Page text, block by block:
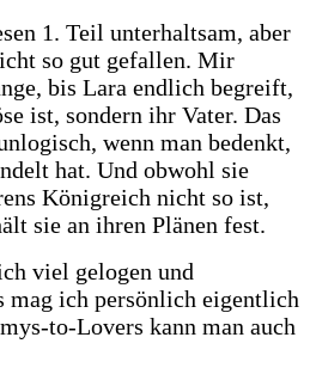
1. Teil unterhaltsam, aber
so gut gefallen. Mir
bis Lara endlich begreift,
ist, sondern ihr Vater. Das
wenn man bedenkt,
hat. Und obwohl sie
Königreich nicht so ist,
sie an ihren Plänen fest.
viel gelogen und
mag ich persönlich eigentlich
to-Lovers kann man auch